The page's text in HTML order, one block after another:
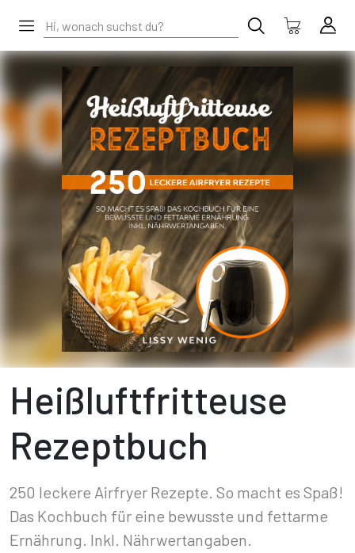
Heißluftfritteuse
Rezeptbuch
250 leckere Airfryer Rezepte. So macht es Spaß!
Das Kochbuch für eine bewusste und fettarme
Ernährung. Inkl. Nährwertangaben.